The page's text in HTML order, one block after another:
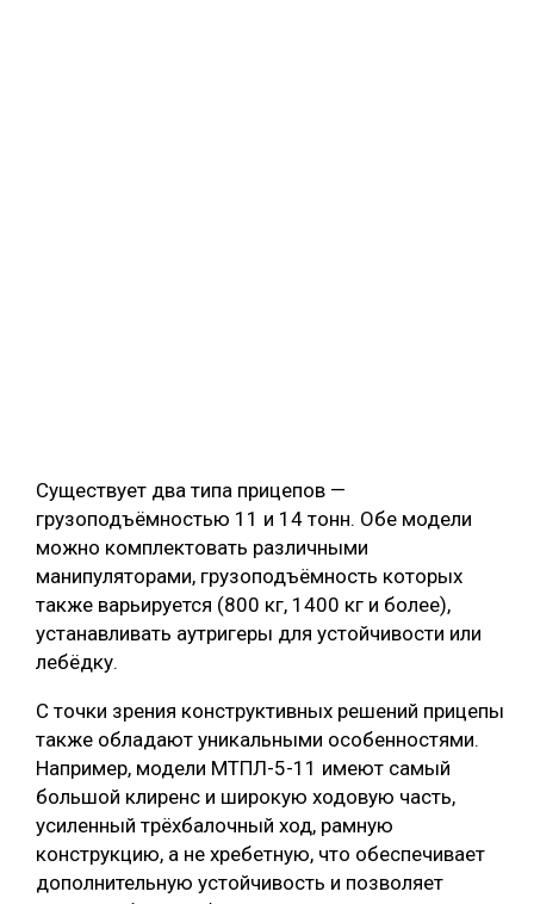
Существует два типа прицепов —
грузоподъёмностью 11 и 14 тонн. Обе модели
можно комплектовать различными
манипуляторами, грузоподъёмность которых
также варьируется (800 кг, 1400 кг и более),
устанавливать аутригеры для устойчивости или
лебёдку.
С точки зрения конструктивных решений прицепы
также обладают уникальными особенностями.
Например, модели МТПЛ-5-11 имеют самый
большой клиренс и широкую ходовую часть,
усиленный трёхбалочный ход, рамную
конструкцию, а не хребетную, что обеспечивает
дополнительную устойчивость и позволяет